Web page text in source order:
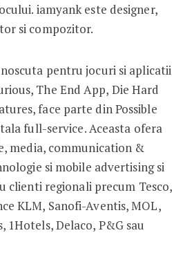
iamyank este designer,
si compozitor.
pentru jocuri si aplicatii
The End App, Die Hard
face parte din Possible
full-service. Aceasta ofera
media, communication &
si mobile advertising si
clienti regionali precum Tesco,
KLM, Sanofi-Aventis, MOL,
1Hotels, Delaco, P&G sau